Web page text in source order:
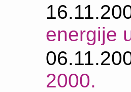
energije
2000.